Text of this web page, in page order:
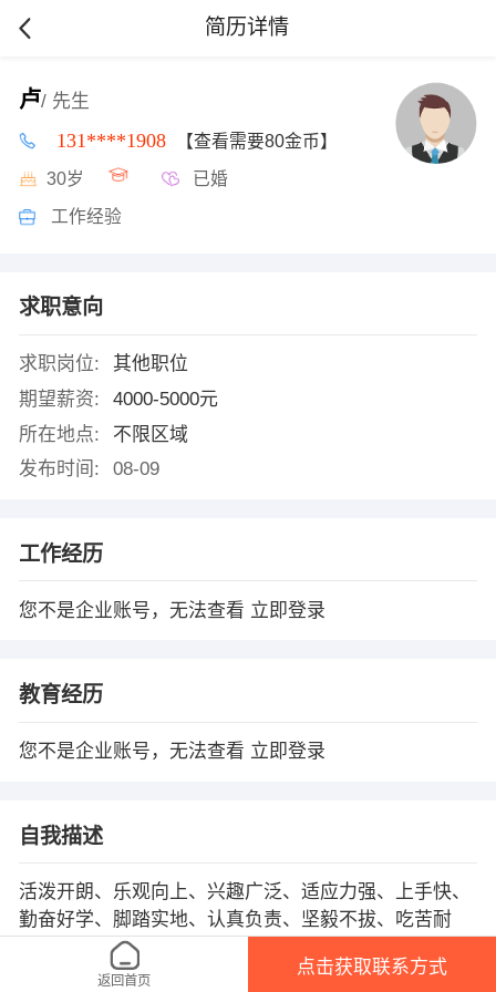
简历详情
卢/ 先生
131****1908 【查看需要80金币】
30岁 已婚
工作经验
求职意向
求职岗位:
其他职位
期望薪资:
4000-5000元
所在地点:
不限区域
发布时间:
08-09
工作经历
您不是企业账号，无法查看 立即登录
教育经历
您不是企业账号，无法查看 立即登录
自我描述
活泼开朗、乐观向上、兴趣广泛、适应力强、上手快、
勤奋好学、脚踏实地、认真负责、坚毅不拔、吃苦耐
劳、勇于迎接新挑战。
返回首页
点击获取联系方式